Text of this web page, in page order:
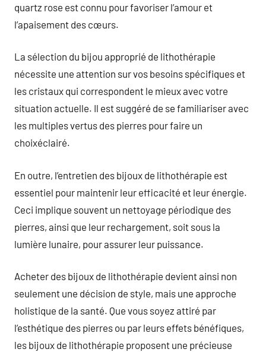
quartz rose est connu pour favoriser l’amour et
l’apaisement des cœurs.
La sélection du bijou approprié de lithothérapie
nécessite une attention sur vos besoins spécifiques et
les cristaux qui correspondent le mieux avec votre
situation actuelle. Il est suggéré de se familiariser avec
les multiples vertus des pierres pour faire un
choixéclairé.
En outre, l’entretien des bijoux de lithothérapie est
essentiel pour maintenir leur efficacité et leur énergie.
Ceci implique souvent un nettoyage périodique des
pierres, ainsi que leur rechargement, soit sous la
lumière lunaire, pour assurer leur puissance.
Acheter des bijoux de lithothérapie devient ainsi non
seulement une décision de style, mais une approche
holistique de la santé. Que vous soyez attiré par
l’esthétique des pierres ou par leurs effets bénéfiques,
les bijoux de lithothérapie proposent une précieuse